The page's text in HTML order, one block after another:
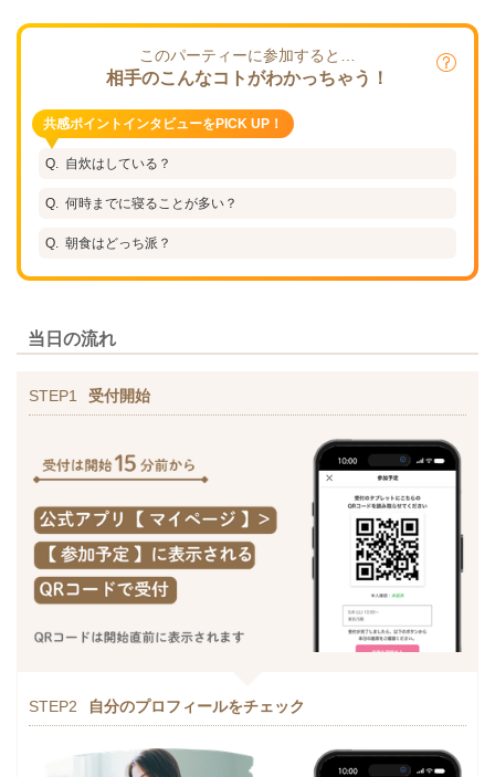
このパーティーに参加すると…
相手のこんなコトがわかっちゃう！
共感ポイントインタビューをPICK UP！
自炊はしている？
何時までに寝ることが多い？
朝食はどっち派？
当日の流れ
STEP1 受付開始
STEP2 自分のプロフィールをチェック